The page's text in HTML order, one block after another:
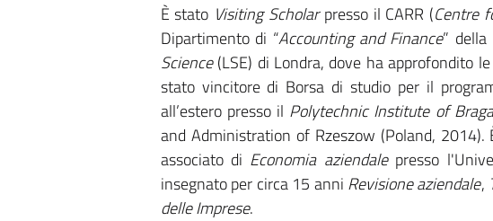
È stato Visiting Scholarpresso il CARR (Centre
Dipartimento di “Accounting and Finance” della
Science(LSE) di Londra, dove ha approfondito
stato vincitore di Borsa di studio per il
all’estero presso il Polytechnic Institute of
and Administration of Rzeszow (Poland,
associato di Economia aziendalepresso
insegnato per circa 15 anni Revisione aziendale,
delle Imprese.